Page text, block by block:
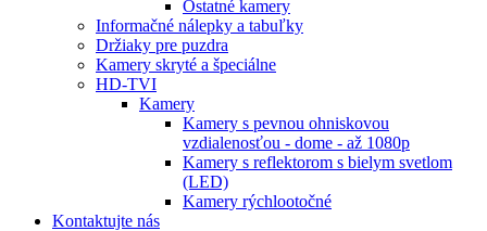
Ostatné kamery
Informačné nálepky a tabuľky
Držiaky pre puzdra
Kamery skryté a špeciálne
HD-TVI
Kamery
Kamery s pevnou ohniskovou
vzdialenosťou - dome - až 1080p
Kamery s reflektorom s bielym svetlom
(LED)
Kamery rýchlootočné
Kontaktujte nás